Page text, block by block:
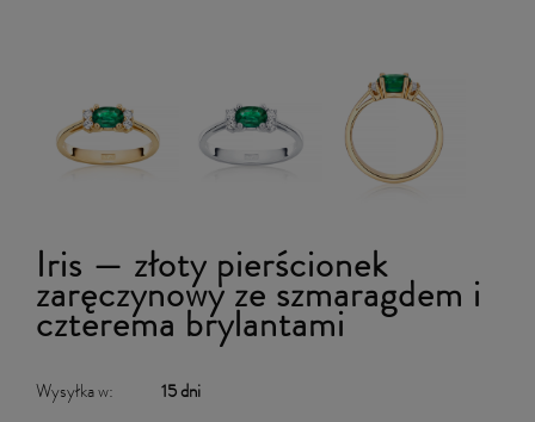
Iris — złoty pierścionek
zaręczynowy ze szmaragdem i
czterema brylantami
Wysyłka w: 15 dni